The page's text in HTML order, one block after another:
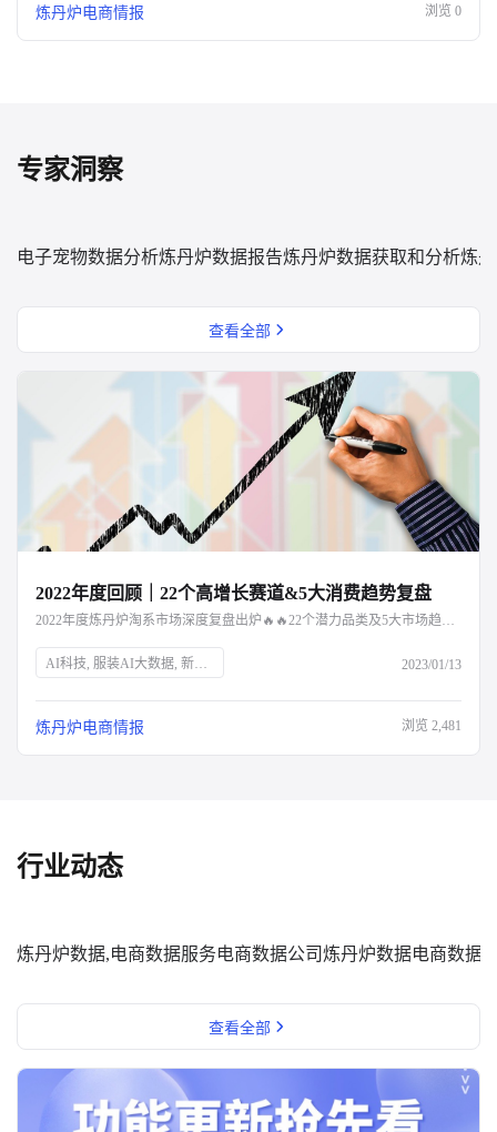
炼丹炉电商情报 浏览 0
专家洞察
电子宠物数据分析炼丹炉数据报告炼丹炉数据获取和分析炼
查看全部
2022年度回顾｜22个高增长赛道&5大消费趋势复盘
2022年度炼丹炉淘系市场深度复盘出炉🔥🔥22个潜力品类及5大市场趋势解读，点击文章阅读～
AI科技, 服装AI大数据, 新消费品牌, Z世代, 新中产, 银发经济, 宅经济, 户外经济, 情绪消费, 短视频营销, 直播营销, 登山, 垂钓, 露营, 滑雪, 防疫政策, 保健意识, 宠物经济, 国货崛起 2023/01/13
炼丹炉电商情报 浏览 2,481
行业动态
炼丹炉数据,电商数据服务电商数据公司炼丹炉数据电商数据
查看全部